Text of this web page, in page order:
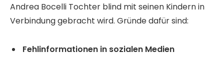
Andrea Bocelli Tochter blind mit seinen Kindern in
Verbindung gebracht wird. Gründe dafür sind:
Fehlinformationen in sozialen Medien